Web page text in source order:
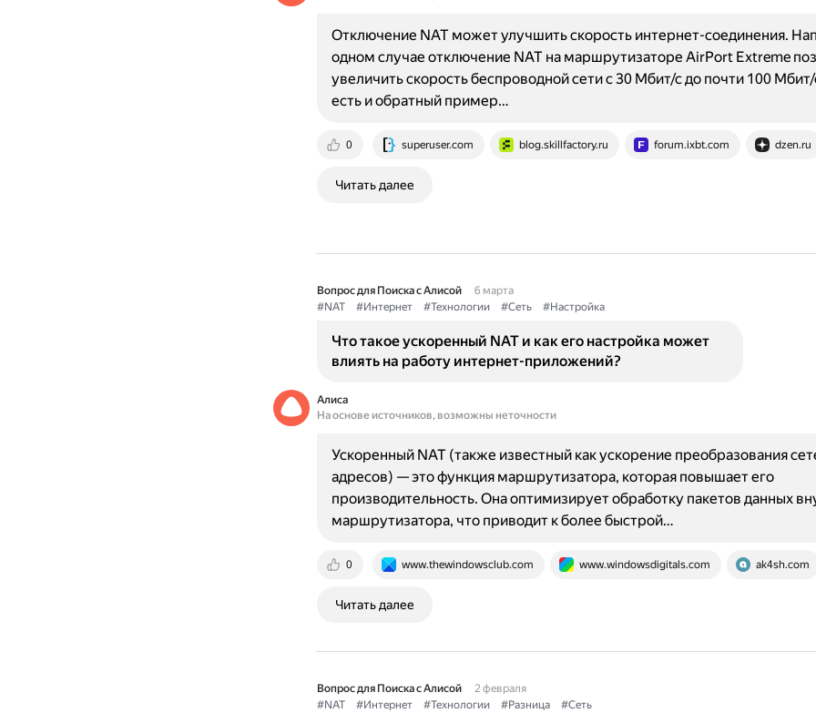
0 superuser.com blog.skillfactory.ru forum.ixbt.com dzen.ru
Отключение NAT может улучшить скорость интернет-соединения.
одном случае отключение NAT на маршрутизаторе AirPort Extreme
увеличить скорость беспроводной сети с 30 Мбит/с до почти 100
есть и обратный пример…
Читать далее
Вопрос для Поиска с Алисой
6 марта
#NAT
#Интернет #Технологии #Сеть #Настройка
Что такое ускоренный NAT и как его настройка может
влиять на работу интернет-приложений?
Алиса
На основе источников, возможны неточности
0 www.thewindowsclub.com www.windowsdigitals.com ak4sh.com
Ускоренный NAT (также известный как ускорение преобразования
адресов) — это функция маршрутизатора, которая повышает его
производительность. Она оптимизирует обработку пакетов данных
маршрутизатора, что приводит к более быстрой…
Читать далее
Вопрос для Поиска с Алисой
2 февраля
#NAT
#Интернет #Технологии #Разница #Сеть